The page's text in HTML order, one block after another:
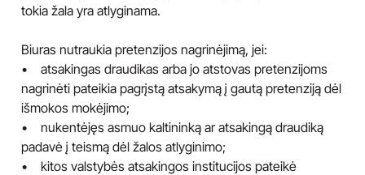
tokia žala yra atlyginama.
Biuras nutraukia pretenzijos nagrinėjimą, jei:
• atsakingas draudikas arba jo atstovas pretenzijoms
nagrinėti pateikia pagrįstą atsakymą į gautą pretenziją dėl
išmokos mokėjimo;
• nukentėjęs asmuo kaltininką ar atsakingą draudiką
padavė į teismą dėl žalos atlyginimo;
• kitos valstybės atsakingos institucijos pateikė